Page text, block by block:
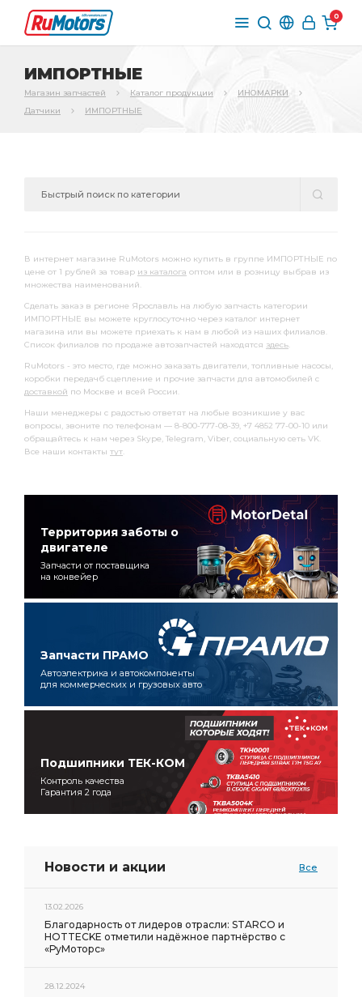
0
ИМПОРТНЫЕ
Магазин запчастей Каталог продукции
ИНОМАРКИ
Датчики
ИМПОРТНЫЕ
В интернет магазине RuMotors можно купить в группе ИМПОРТНЫЕ по
цене от 1 рублей за товар из каталога оптом или в розницу выбрав из
множества наименований.
Сделать заказ в регионе Ярославль на любую запчасть категории
ИМПОРТНЫЕ вы можете круглосуточно через каталог интернет
магазина или вы можете приехать к нам в любой из наших филиалов.
Список филиалов по продаже автозапчастей находятся здесь.
RuMotors - это место, где можно заказать двигатели, топливные насосы,
коробки передачб сцепление и прочие запчасти для автомобилей с
доставкой по Москве и всей России.
Наши менеджеры с радостью ответят на любые возникшие у вас
вопросы, звоните по телефонам — 8-800-777-08-39, +7 4852 77-00-10 или
обращайтесь к нам через Skype, Telegram, Viber, социальную сеть VK.
Все наши контакты тут.
Территория заботы о
двигателе
Запчасти от поставщика
на конвейер
Запчасти ПРАМО
Автоэлектрика и автокомпоненты
для коммерческих и грузовых авто
Подшипники ТЕК-КОМ
Контроль качества
Гарантия 2 года
Новости и акции Все
13.02.2026
Благодарность от лидеров отрасли: STARCO и
HOTTECKE отметили надёжное партнёрство с
«РуМоторс»
28.12.2024